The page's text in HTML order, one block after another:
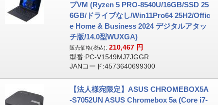
プVM (Ryzen 5 PRO-8540U/16GB/SSD 25
6GB/ドライブなし/Win11Pro64 25H2/Offic
e Home & Business 2024 デジタルアタッ
チ版/14.0型WUXGA)
販売価格(税込): 210,467 円
型番:PC-V1549MJ7JGGR
JANコード:4573640699300
【法人様宛限定】ASUS CHROMEBOX5A
-S7052UN ASUS Chromebox 5a (Core i7-